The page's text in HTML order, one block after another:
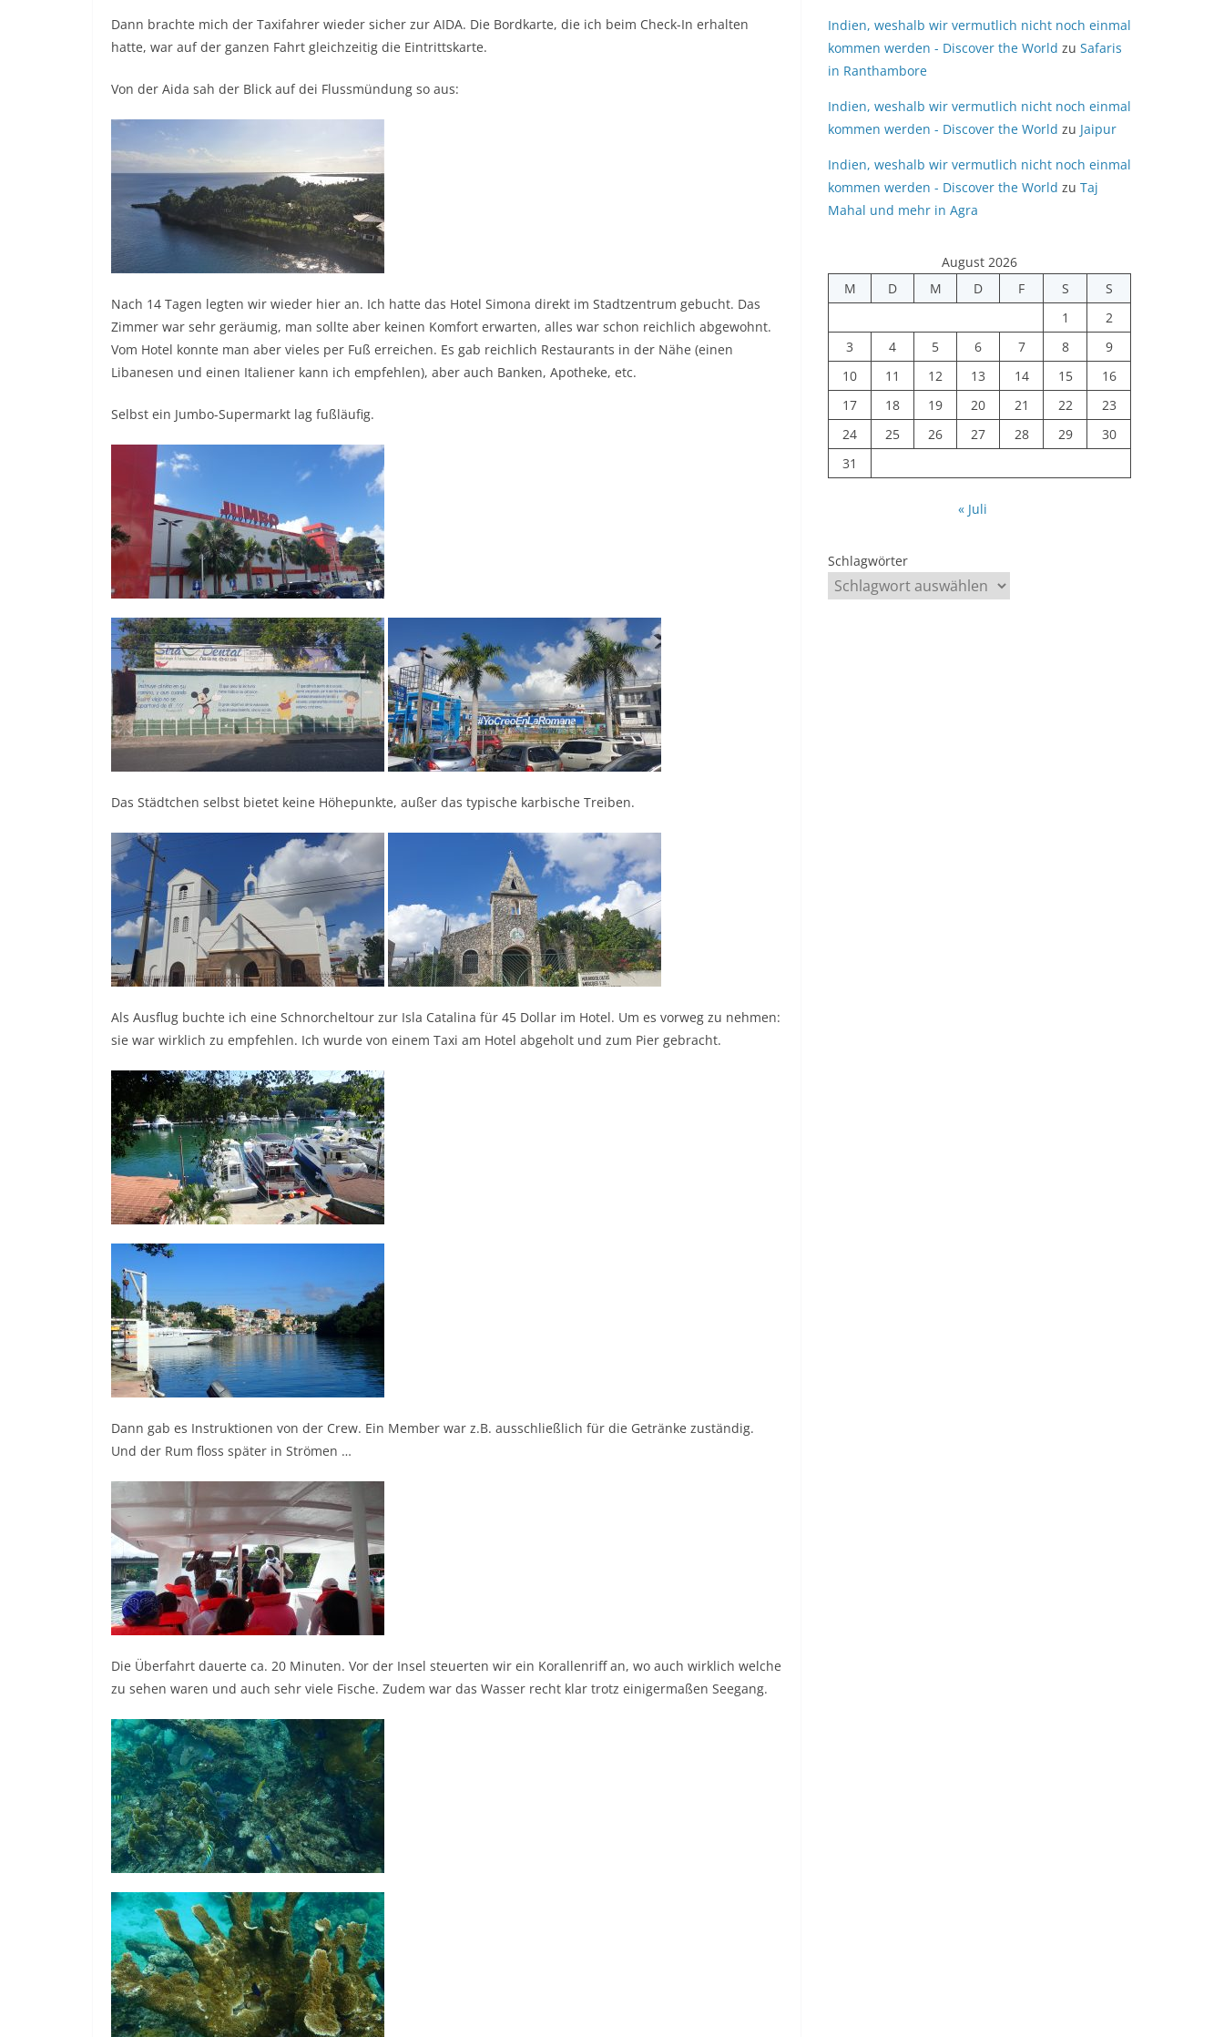
Dann brachte mich der Taxifahrer wieder sicher zur AIDA. Die Bordkarte, die ich beim Check-In erhalten
hatte, war auf der ganzen Fahrt gleichzeitig die Eintrittskarte.
Von der Aida sah der Blick auf dei Flussmündung so aus:
Nach 14 Tagen legten wir wieder hier an. Ich hatte das Hotel Simona direkt im Stadtzentrum gebucht. Das
Zimmer war sehr geräumig, man sollte aber keinen Komfort erwarten, alles war schon reichlich abgewohnt.
Vom Hotel konnte man aber vieles per Fuß erreichen. Es gab reichlich Restaurants in der Nähe (einen
Libanesen und einen Italiener kann ich empfehlen), aber auch Banken, Apotheke, etc.
Selbst ein Jumbo-Supermarkt lag fußläufig.
Das Städtchen selbst bietet keine Höhepunkte, außer das typische karbische Treiben.
Als Ausflug buchte ich eine Schnorcheltour zur Isla Catalina für 45 Dollar im Hotel. Um es vorweg zu nehmen:
sie war wirklich zu empfehlen. Ich wurde von einem Taxi am Hotel abgeholt und zum Pier gebracht.
Dann gab es Instruktionen von der Crew. Ein Member war z.B. ausschließlich für die Getränke zuständig.
Und der Rum floss später in Strömen …
Die Überfahrt dauerte ca. 20 Minuten. Vor der Insel steuerten wir ein Korallenriff an, wo auch wirklich welche
zu sehen waren und auch sehr viele Fische. Zudem war das Wasser recht klar trotz einigermaßen Seegang.
Indien, weshalb wir vermutlich nicht noch einmal
kommen werden - Discover the World zu Safaris
in Ranthambore
Indien, weshalb wir vermutlich nicht noch einmal
kommen werden - Discover the World zu Jaipur
Indien, weshalb wir vermutlich nicht noch einmal
kommen werden - Discover the World zu Taj
Mahal und mehr in Agra
August 2026
M
D M D F S
S
1
2
3
4 5 6 7 8
9
10
11 12 13 14 15
16
17
18 19 20 21 22
23
24
25 26 27 28 29
30
31
« Juli
Schlagwörter